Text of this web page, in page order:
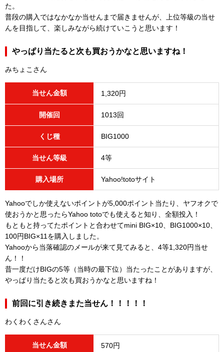
た。
普段の購入ではなかなか当せんまで届きませんが、上位等級の当せ
んを目指して、楽しみながら続けていこうと思います！
やっぱり当たると次も買おうかなと思いますね！
みちょこさん
当せん金額 1,320円
開催回 1013回
くじ種 BIG1000
当せん等級 4等
購入場所 Yahoo!totoサイト
Yahooでしか使えないポイントが5,000ポイント当たり、ヤフオクで
使おうかと思ったらYahoo totoでも使えると知り、全額投入！
もともと持ってたポイントと合わせてmini BIG×10、BIG1000×10、
100円BIG×11を購入しました。
Yahooから当落確認のメールが来て見てみると、4等1,320円当せ
ん！！
昔一度だけBIGの5等（当時の最下位）当たったことがありますが、
やっぱり当たると次も買おうかなと思いますね！
前回に引き続きまた当せん！！！！！
わくわくさんさん
当せん金額 570円